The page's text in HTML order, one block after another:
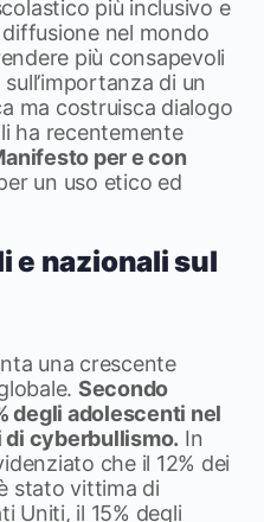
più inclusivo e
nel mondo
più consapevoli
di un
ma costruisca dialogo
ha recentemente
per e con
un uso etico ed
e nazionali sul
una crescente
Secondo
degli adolescenti nel
di cyberbullismo. In
che il 12% dei
stato vittima di
Uniti, il 15% degli